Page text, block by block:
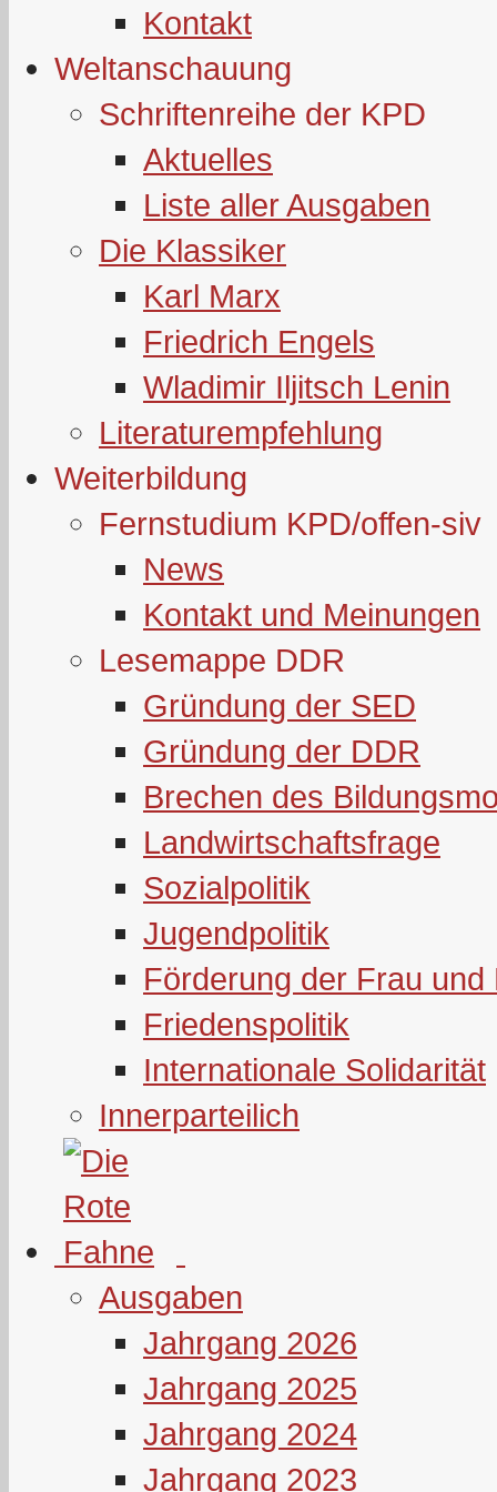
Kontakt
Weltanschauung
Schriftenreihe der KPD
Aktuelles
Liste aller Ausgaben
Die Klassiker
Karl Marx
Friedrich Engels
Wladimir Iljitsch Lenin
Literaturempfehlung
Weiterbildung
Fernstudium KPD/offen-siv
News
Kontakt und Meinungen
Lesemappe DDR
Gründung der SED
Gründung der DDR
Brechen des
Landwirtschaftsfrage
Sozialpolitik
Jugendpolitik
Förderung der Frau und
Friedenspolitik
Internationale Solidarität
Innerparteilich
Ausgaben
Jahrgang 2026
Jahrgang 2025
Jahrgang 2024
Jahrgang 2023